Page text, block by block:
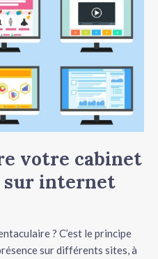
votre cabinet
sur internet
? C’est le principe
sur différents sites, à